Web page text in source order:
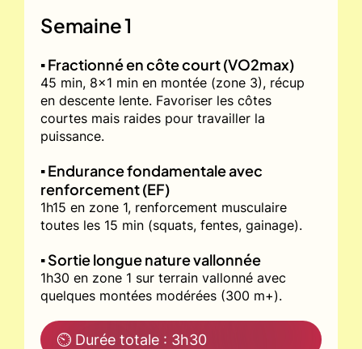
Semaine 1
▪️ Fractionné en côte court (VO2max)
45 min, 8x1 min en montée (zone 3), récup
en descente lente. Favoriser les côtes
courtes mais raides pour travailler la
puissance.
▪️ Endurance fondamentale avec
renforcement (EF)
1h15 en zone 1, renforcement musculaire
toutes les 15 min (squats, fentes, gainage).
▪️ Sortie longue nature vallonnée
1h30 en zone 1 sur terrain vallonné avec
quelques montées modérées (300 m+).
⏲ Durée totale : 3h30